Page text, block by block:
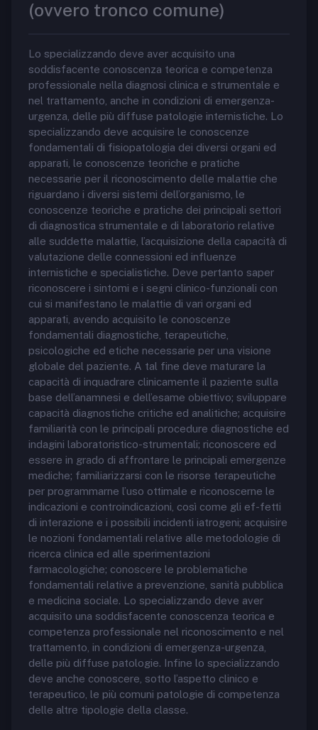
(ovvero tronco comune)
Lo specializzando deve aver acquisito una
soddisfacente conoscenza teorica e competenza
professionale nella diagnosi clinica e strumentale e
nel trattamento, anche in condizioni di emergenza-
urgenza, delle più diffuse patologie internistiche. Lo
specializzando deve acquisire le conoscenze
fondamentali di fisiopatologia dei diversi organi ed
apparati, le conoscenze teoriche e pratiche
necessarie per il riconoscimento delle malattie che
riguardano i diversi sistemi dell’organismo, le
conoscenze teoriche e pratiche dei principali settori
di diagnostica strumentale e di laboratorio relative
alle suddette malattie, l’acquisizione della capacità di
valutazione delle connessioni ed influenze
internistiche e specialistiche. Deve pertanto saper
riconoscere i sintomi e i segni clinico-funzionali con
cui si manifestano le malattie di vari organi ed
apparati, avendo acquisito le conoscenze
fondamentali diagnostiche, terapeutiche,
psicologiche ed etiche necessarie per una visione
globale del paziente. A tal fine deve maturare la
capacità di inquadrare clinicamente il paziente sulla
base dell’anamnesi e dell’esame obiettivo; sviluppare
capacità diagnostiche critiche ed analitiche; acquisire
familiarità con le principali procedure diagnostiche ed
indagini laboratoristico-strumentali; riconoscere ed
essere in grado di affrontare le principali emergenze
mediche; familiarizzarsi con le risorse terapeutiche
per programmarne l’uso ottimale e riconoscerne le
indicazioni e controindicazioni, così come gli ef-fetti
di interazione e i possibili incidenti iatrogeni; acquisire
le nozioni fondamentali relative alle metodologie di
ricerca clinica ed alle sperimentazioni
farmacologiche; conoscere le problematiche
fondamentali relative a prevenzione, sanità pubblica
e medicina sociale. Lo specializzando deve aver
acquisito una soddisfacente conoscenza teorica e
competenza professionale nel riconoscimento e nel
trattamento, in condizioni di emergenza-urgenza,
delle più diffuse patologie. Infine lo specializzando
deve anche conoscere, sotto l’aspetto clinico e
terapeutico, le più comuni patologie di competenza
delle altre tipologie della classe.